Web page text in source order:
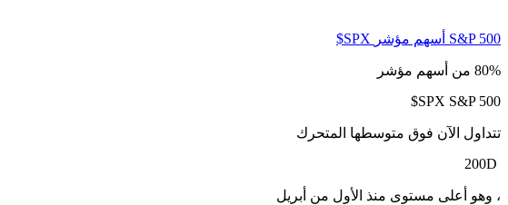
S&P 500 ⁦‪$SPX أسهم مؤشر
S&P 500 ⁦‪$SPX‬⁩
تتداول الآن فوق متوسطها المتحرك
، وهو أعلى مستوى منذ الأول من أبريل